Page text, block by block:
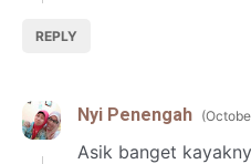
REPLY
Nyi Penengah
Asik banget